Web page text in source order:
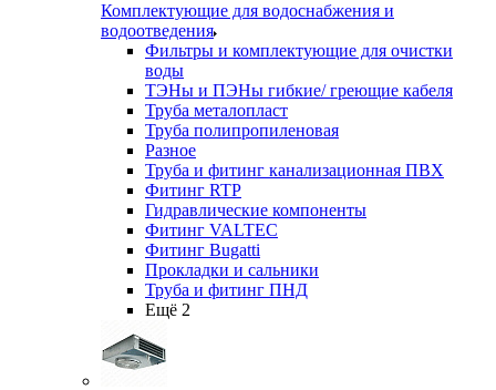
Комплектующие для водоснабжения и
водоотведения
Фильтры и комплектующие для очистки
воды
ТЭНы и ПЭНы гибкие/ греющие кабеля
Труба металопласт
Труба полипропиленовая
Разное
Труба и фитинг канализационная ПВХ
Фитинг RTP
Гидравлические компоненты
Фитинг VALTEC
Фитинг Bugatti
Прокладки и сальники
Труба и фитинг ПНД
Ещё 2